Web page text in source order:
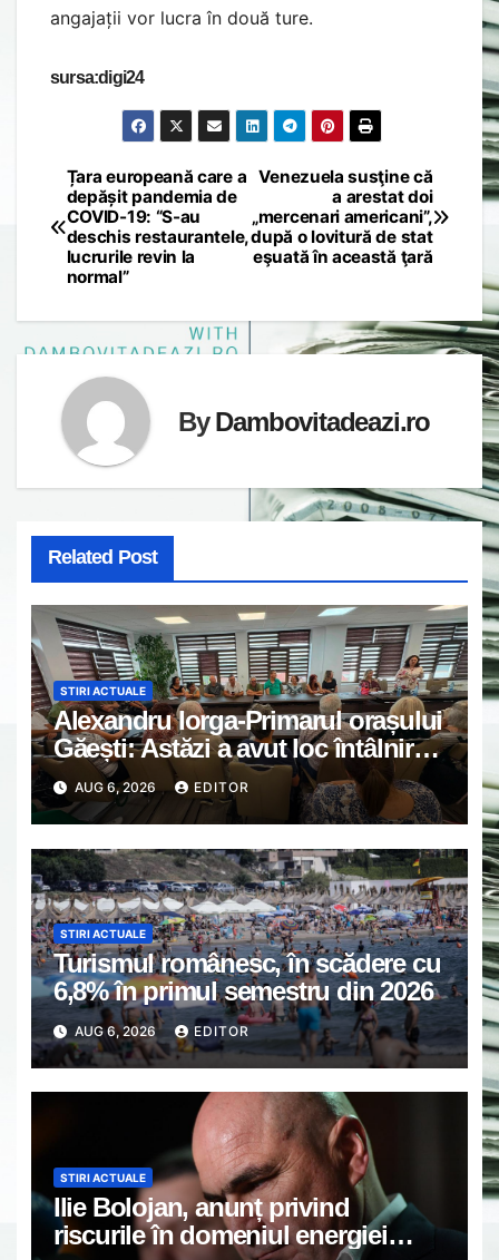
angajații vor lucra în două ture.
sursa:digi24
Post
navigation
Venezuela susţine că
a arestat doi
„mercenari americani”,
după o lovitură de stat
eşuată în această ţară
Țara europeană care a
depășit pandemia de
COVID-19: “S-au
deschis restaurantele,
lucrurile revin la
normal”
ByDambovitadeazi.ro
Related Post
STIRI ACTUALE
Alexandru Iorga-Primarul orașului
Găești: Astăzi a avut loc întâlnirea
de lucru cu reprezentanții
asociațiilor de proprietari din
Găești.
AUG 6, 2026 EDITOR
STIRI ACTUALE
Turismul românesc, în scădere cu
6,8% în primul semestru din 2026
AUG 6, 2026 EDITOR
STIRI ACTUALE
Ilie Bolojan, anunț privind
riscurile în domeniul energiei